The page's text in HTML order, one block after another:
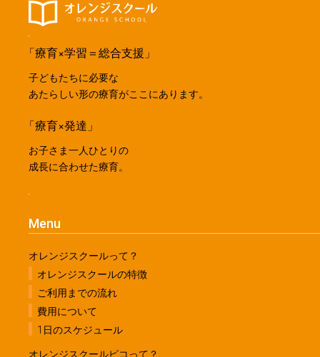
「療育×学習＝総合支援」
子どもたちに必要な
あたらしい形の療育がここにあります。
「療育×発達」
お子さま一人ひとりの
成長に合わせた療育。
Menu
オレンジスクールって？
オレンジスクールの特徴
ご利用までの流れ
費用について
1日のスケジュール
オレンジスクールピコって？